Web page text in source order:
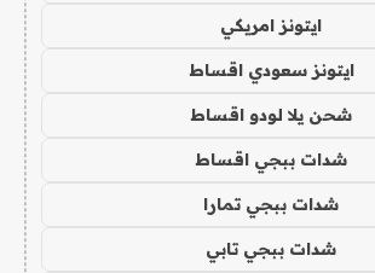
ايتونز امريكي
ايتونز سعودي اقساط
شحن يلا لودو اقساط
شدات ببجي اقساط
شدات ببجي تمارا
شدات ببجي تابي